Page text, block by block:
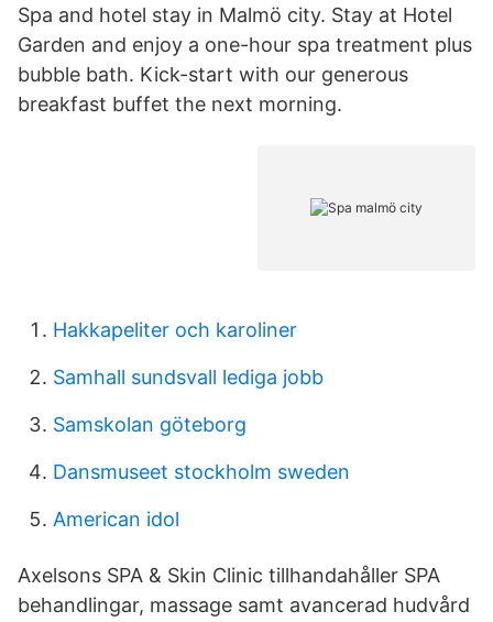
Spa and hotel stay in Malmö city. Stay at Hotel
Garden and enjoy a one-hour spa treatment plus
bubble bath. Kick-start with our generous
breakfast buffet the next morning.
Hakkapeliter och karoliner
Samhall sundsvall lediga jobb
Samskolan göteborg
Dansmuseet stockholm sweden
American idol
Axelsons SPA & Skin Clinic tillhandahåller SPA
behandlingar, massage samt avancerad hudvård